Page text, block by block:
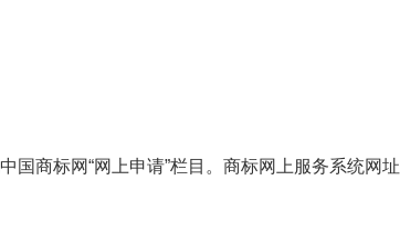
国商标网“网上申请”栏目。商标网上服务系统网址